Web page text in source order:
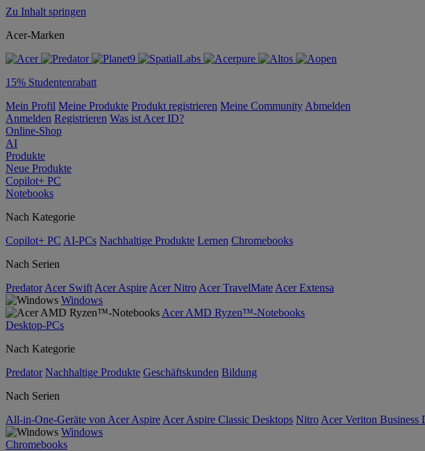
Zu Inhalt springen
Acer-Marken
15% Studentenrabatt
Mein Profil Meine Produkte Produkt registrieren Meine Community Abmelden
Anmelden Registrieren Was ist Acer ID?
Online-Shop
AI
Produkte
Neue Produkte
Copilot+ PC
Notebooks
Nach Kategorie
Copilot+ PC AI-PCs Nachhaltige Produkte Lernen Chromebooks
Nach Serien
Predator Acer Swift Acer Aspire Acer Nitro Acer TravelMate Acer Extensa
Windows
Acer AMD Ryzen™-Notebooks
Desktop-PCs
Nach Kategorie
Predator Nachhaltige Produkte Geschäftskunden Bildung
Nach Serien
All-in-One-Geräte von Acer Aspire Acer Aspire Classic Desktops Nitro Acer Veriton Business
Windows
Chromebooks